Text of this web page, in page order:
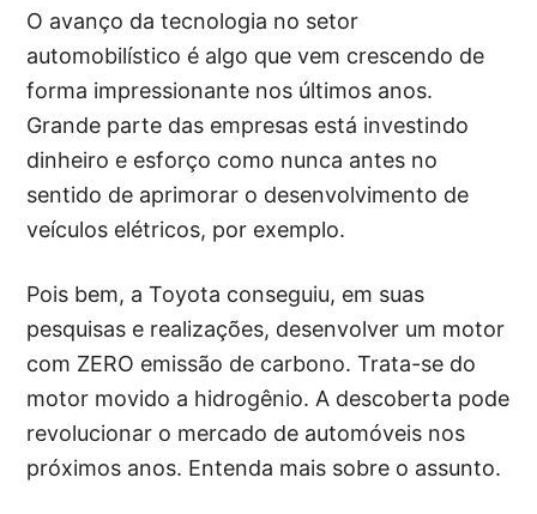
O avanço da tecnologia no setor
automobilístico é algo que vem crescendo de
forma impressionante nos últimos anos.
Grande parte das empresas está investindo
dinheiro e esforço como nunca antes no
sentido de aprimorar o desenvolvimento de
veículos elétricos, por exemplo.
Pois bem, a Toyota conseguiu, em suas
pesquisas e realizações, desenvolver um motor
com ZERO emissão de carbono. Trata-se do
motor movido a hidrogênio. A descoberta pode
revolucionar o mercado de automóveis nos
próximos anos. Entenda mais sobre o assunto.